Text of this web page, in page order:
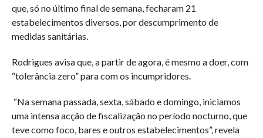
que, só no último final de semana, fecharam 21
estabelecimentos diversos, por descumprimento de
medidas sanitárias.
Rodrigues avisa que, a partir de agora, é mesmo a doer, com
“tolerância zero” para com os incumpridores.
“Na semana passada, sexta, sábado e domingo, iniciamos
uma intensa acção de fiscalização no período nocturno, que
teve como foco, bares e outros estabelecimentos”, revela